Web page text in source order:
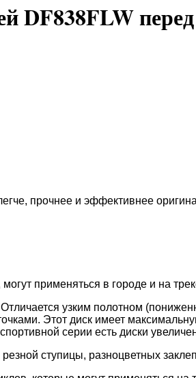
DF838FLW перед
прочнее и эффективнее
применяться в городе и на
узким полотном
Этот диск имеет
серии есть диски
ступицы, разноцветных